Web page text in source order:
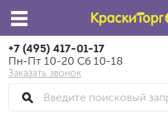
+7 (495) 417-01-17
Пн-Пт 10-20 Сб 10-18
Заказать звонок